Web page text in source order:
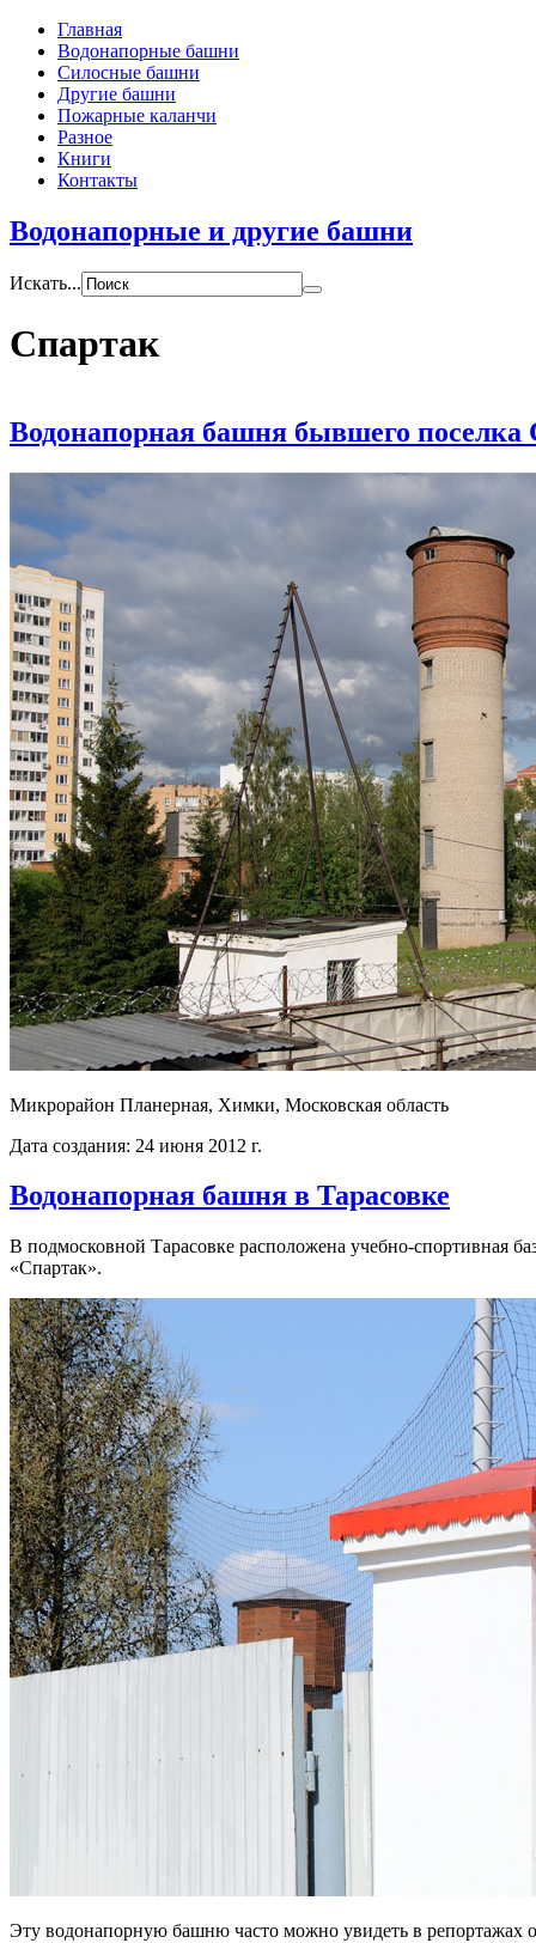
Главная
Водонапорные башни
Силосные башни
Другие башни
Пожарные каланчи
Разное
Книги
Контакты
Водонапорные и другие башни
Искать...
Спартак
Водонапорная башня бывшего поселка
Микрорайон Планерная, Химки, Московская область
Дата создания: 24 июня 2012 г.
Водонапорная башня в Тарасовке
В подмосковной Тарасовке расположена учебно-спортивная
«Спартак».
Эту водонапорную башню часто можно увидеть в репортажах